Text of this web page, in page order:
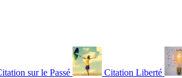
sur le Passé Citation Liberté